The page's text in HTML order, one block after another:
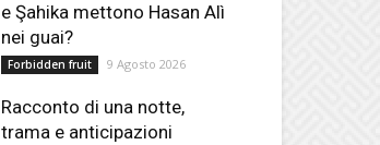
e Şahika mettono Hasan Alì
nei guai?
Forbidden fruit 9 Agosto 2026
Racconto di una notte,
trama e anticipazioni